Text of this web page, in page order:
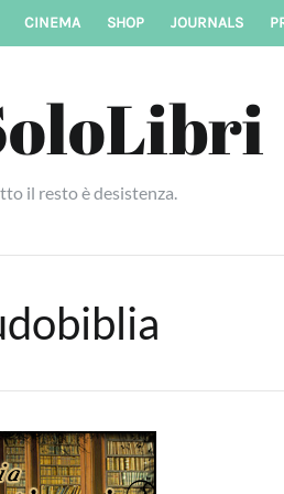
CINEMA SHOP JOURNALS
il resto è desistenza.